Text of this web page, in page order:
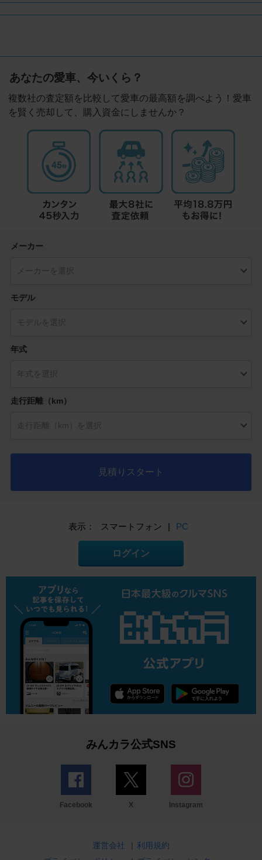
あなたの愛車、今いくら？
複数社の査定額を比較して愛車の最高額を調べよう！愛車
を賢く売却して、購入資金にしませんか？
メーカー
モデル
年式
走行距離（km）
見積りスタート
表示： スマートフォン | PC
ログイン
みんカラ公式SNS
Facebook X Instagram
運営会社 | 利用規約